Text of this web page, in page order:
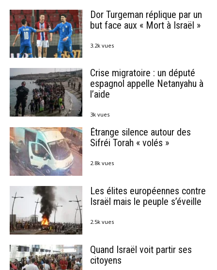
Dor Turgeman réplique par un
but face aux « Mort à Israël »
3.2k vues
Crise migratoire : un député
espagnol appelle Netanyahu à
l’aide
3k vues
Étrange silence autour des
Sifréi Torah « volés »
2.8k vues
Les élites européennes contre
Israël mais le peuple s’éveille
2.5k vues
Quand Israël voit partir ses
citoyens